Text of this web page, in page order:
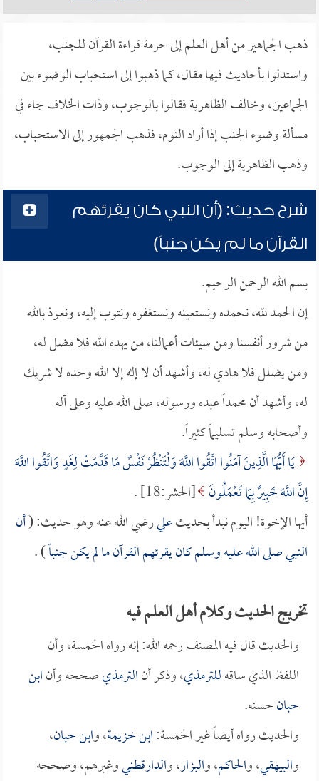
ذهب الجماهير من أهل العلم إلى حرمة قراءة القرآن للجنب،
واستدلوا بأحاديث فيها مقال، كما ذهبوا إلى استحباب الوضوء بين
الجماعين، وخالف الظاهرية فقالوا بالوجوب، وذات الخلاف جاء في
مسألة وضوء الجنب إذا أراد النوم، فذهب الجمهور إلى الاستحباب،
وذهب الظاهرية إلى الوجوب.
شرح حديث: (أن النبي كان يقرئهم
القرآن ما لم يكن جنباً)
بسم الله الرحمن الرحيم.
إن الحمد لله، نحمده ونستعينه ونستغفره ونتوب إليه، ونعوذ بالله
من شرور أنفسنا ومن سيئات أعمالنا، من يهده الله فلا مضل له،
ومن يضلل فلا هادي له، وأشهد أن لا إله إلا الله وحده لا شريك
له، وأشهد أن محمداً عبده ورسوله، صلى الله عليه وعلى آله
وأصحابه وسلم تسليماً كثيراً.
يَا أَيُّهَا الَّذِينَ آمَنُوا اتَّقُوا اللَّهَ وَلْتَنْظُرْ نَفْسٌ مَا قَدَّمَتْ لِغَدٍ وَاتَّقُوا اللَّهَ
إِنَّ اللَّهَ خَبِيرٌ بِمَا تَعْمَلُونَ [الحشر:18] .
أيها الإخوة! اليوم نبدأ بحديثعليرضي الله عنه وهو حديث: (أن
النبي صلى الله عليه وسلم كان يقرئهم القرآن ما لم يكن جنباً) .
تخريج الحديث وكلام أهل العلم فيه
والحديث قال فيه المصنف رحمه الله: إنه رواه الخمسة، وأن
اللفظ الذي ساقهللترمذي، وذكر أنالترمذيصححه وأنابن
حبانحسنه.
والحديث رواه أيضاً غير الخمسة:ابن خزيمة، وابن حبان،
والبيهقي، والحاكم، والبزار، والدارقطنيوغيرهم، وصححه